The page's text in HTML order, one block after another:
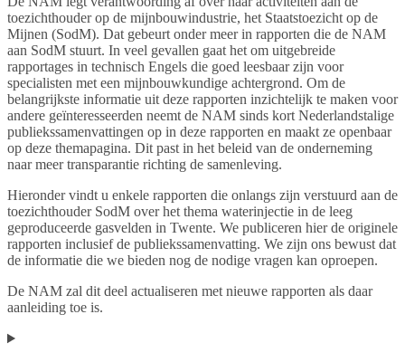
toezichthouder op de mijnbouwindustrie, het Staatstoezicht op de
Mijnen (SodM). Dat gebeurt onder meer in rapporten die de NAM
aan SodM stuurt. In veel gevallen gaat het om uitgebreide
rapportages in technisch Engels die goed leesbaar zijn voor
specialisten met een mijnbouwkundige achtergrond. Om de
belangrijkste informatie uit deze rapporten inzichtelijk te maken voor
andere geïnteresseerden neemt de NAM sinds kort Nederlandstalige
publiekssamenvattingen op in deze rapporten en maakt ze openbaar
op deze themapagina. Dit past in het beleid van de onderneming
naar meer transparantie richting de samenleving.
Hieronder vindt u enkele rapporten die onlangs zijn verstuurd aan de
toezichthouder SodM over het thema waterinjectie in de leeg
geproduceerde gasvelden in Twente. We publiceren hier de originele
rapporten inclusief de publiekssamenvatting. We zijn ons bewust dat
de informatie die we bieden nog de nodige vragen kan oproepen.
De NAM zal dit deel actualiseren met nieuwe rapporten als daar
aanleiding toe is.